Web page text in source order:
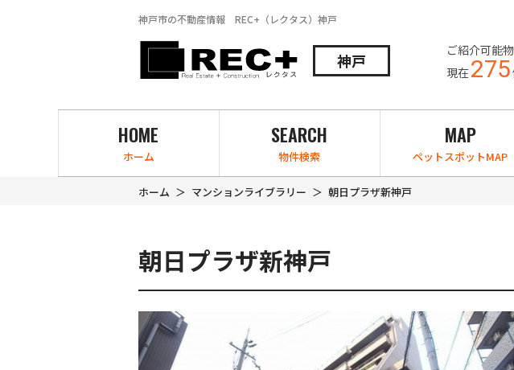
神戸市の不動産情報 REC+（レクタス）神戸
神戸
ご紹介可能
現在275
HOME
ホーム
SEARCH
物件検索
MAP
ペットスポットMAP
ホーム マンションライブラリー 朝日プラザ新神戸
朝日プラザ新神戸